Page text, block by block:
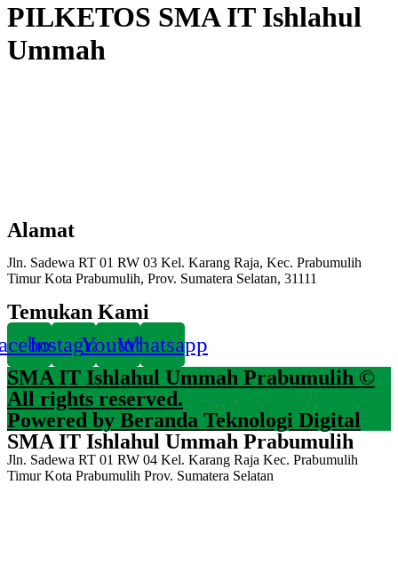
PILKETOS SMA IT Ishlahul
Ummah
Alamat
Jln. Sadewa RT 01 RW 03 Kel. Karang Raja, Kec. Prabumulih
Timur Kota Prabumulih, Prov. Sumatera Selatan, 31111
Temukan Kami
InstagramYoutubeWhatsapp
SMA IT Ishlahul Ummah Prabumulih ©
All rights reserved.
Powered by Beranda Teknologi Digital
SMA IT Ishlahul Ummah Prabumulih
Jln. Sadewa RT 01 RW 04 Kel. Karang Raja Kec. Prabumulih
Timur Kota Prabumulih Prov. Sumatera Selatan